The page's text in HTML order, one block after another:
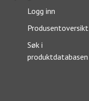
Logg inn
Produsentoversikt
Søk i
produktdatabasen